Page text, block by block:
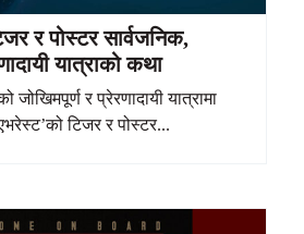
र पोस्टर सार्वजनिक,
यात्राको कथा
जोखिमपूर्ण र प्रेरणादायी यात्रामा
टिजर र पोस्टर...